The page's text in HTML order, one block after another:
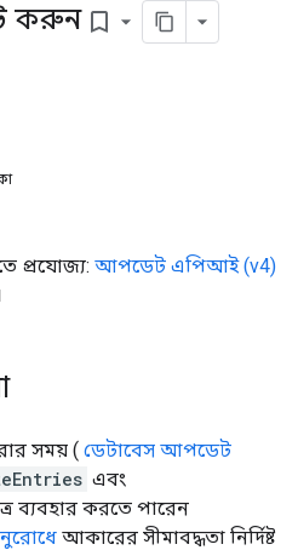
করুন bookmark_border
প্রযোজ্য: আপডেট এপিআই (v4)
।
সময় ( ডেটাবেস আপডেট
এবং
ব্যবহার করতে পারেন
আকারের সীমাবদ্ধতা নির্দিষ্ট